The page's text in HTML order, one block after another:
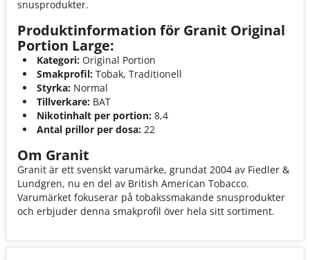
snusprodukter.
Produktinformation för Granit Original
Portion Large:
Kategori: Original Portion
Smakprofil: Tobak, Traditionell
Styrka: Normal
Tillverkare: BAT
Nikotinhalt per portion: 8,4
Antal prillor per dosa: 22
Om Granit
Granit är ett svenskt varumärke, grundat 2004 av Fiedler &
Lundgren, nu en del av British American Tobacco.
Varumärket fokuserar på tobakssmakande snusprodukter
och erbjuder denna smakprofil över hela sitt sortiment.